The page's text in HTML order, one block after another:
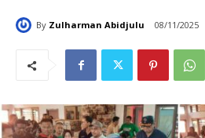
By Zulharman Abidjulu 08/11/2025